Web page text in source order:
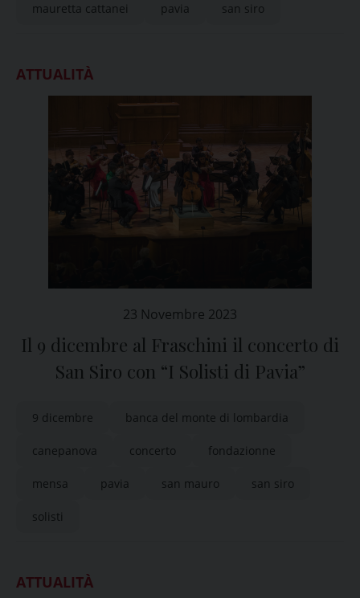
mauretta cattanei pavia san siro
ATTUALITÀ
23 Novembre 2023
Il 9 dicembre al Fraschini il concerto di
San Siro con “I Solisti di Pavia”
9 dicembre banca del monte di lombardia
canepanova concerto fondazionne
mensa pavia san mauro san siro
solisti
ATTUALITÀ